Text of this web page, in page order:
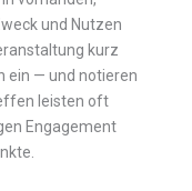
und Nutzen
kurz
ein — und notieren
leisten oft
Engagement